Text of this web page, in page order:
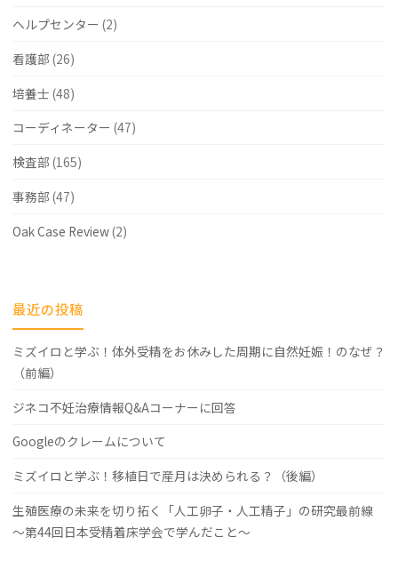
ヘルプセンター (2)
看護部 (26)
培養士 (48)
コーディネーター (47)
検査部 (165)
事務部 (47)
Oak Case Review(2)
最近の投稿
ミズイロと学ぶ！体外受精をお休みした周期に自然妊娠！のなぜ？
（前編）
ジネコ不妊治療情報Q&Aコーナーに回答
Googleのクレームについて
ミズイロと学ぶ！移植日で産月は決められる？（後編）
生殖医療の未来を切り拓く「人工卵子・人工精子」の研究最前線
～第44回日本受精着床学会で学んだこと～